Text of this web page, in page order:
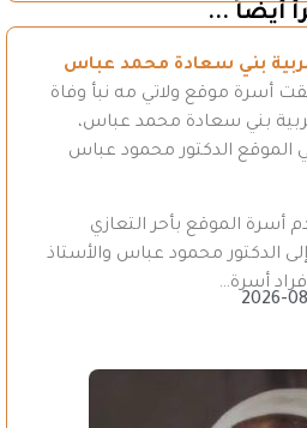
أيضاً ...
بني سعادة محمد عباس
أسرة موقع ولاتي مه نبأ وفاة
بني سعادة محمد عباس،
الموقع الدكتور محمود عباس
أسرة الموقع بأحر التعازي
الدكتور محمود عباس والأستاذ
أسرة…
2026-